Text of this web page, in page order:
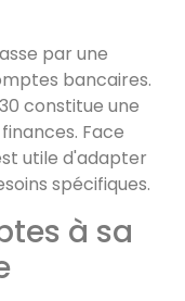
par une
bancaires.
constitue une
Face
utile d'adapter
spécifiques.
à sa